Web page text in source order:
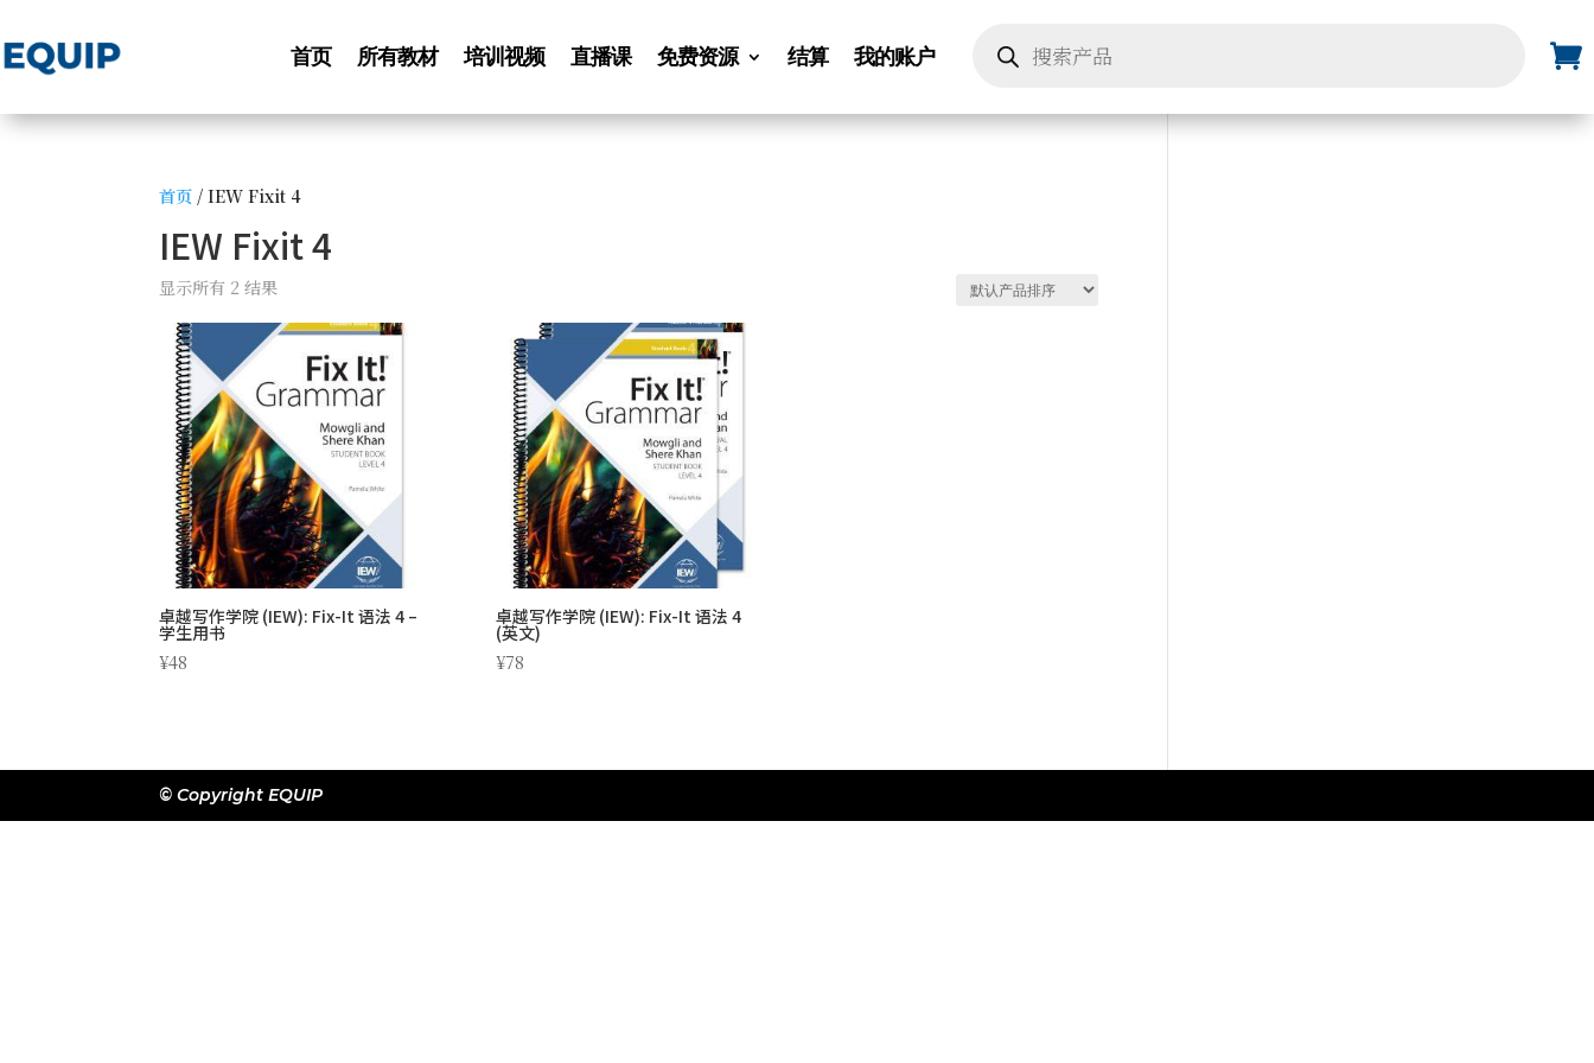
首页 所有教材 培训视频 直播课 免费资源 结算 我的账户 search
首页 / IEW Fixit 4
IEW Fixit 4
显示所有 2 结果
卓越写作学院 (IEW): Fix-It 语法 4 –
学生用书
¥48
卓越写作学院 (IEW): Fix-It 语法 4
(英文)
¥78
© Copyright EQUIP